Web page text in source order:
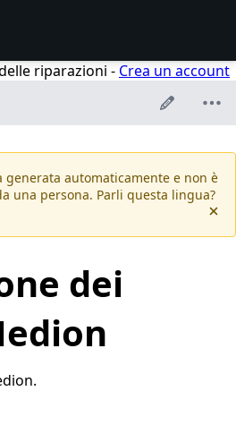
riparazioni - Crea un account
generata automaticamente e non è
una persona. Parli questa lingua?
dei